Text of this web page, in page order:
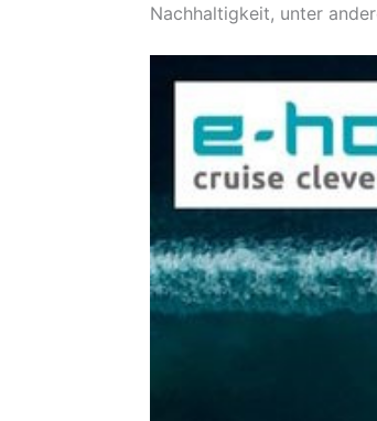
Nachhaltigkeit, unter